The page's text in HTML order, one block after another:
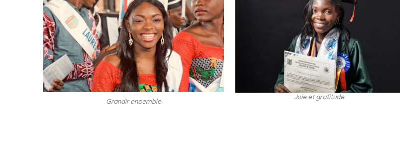
Grandir ensemble
Joie et gratitude